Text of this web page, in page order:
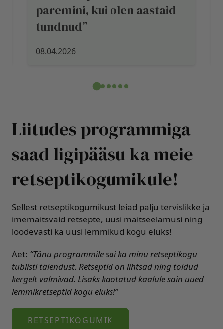
paremini, kui olen aastaid
tundnud”
08.04.2026
Liitudes programmiga
saad ligipääsu ka meie
retseptikogumikule!
Sellest retseptikogumikust leiad palju tervislikke ja
imemaitsvaid retsepte, uusi maitseelamusi ning
loodevasti ka uusi lemmikud kogu eluks!
Aet: “Tänu programmile sai ka minu retseptikogu
tublisti täiendust. Retseptid on lihtsad ning toidud
kergelt valmivad. Lisaks kaotatud kaalule sain uued
lemmikretseptid kogu eluks!”
RETSEPTIKOGUMIK